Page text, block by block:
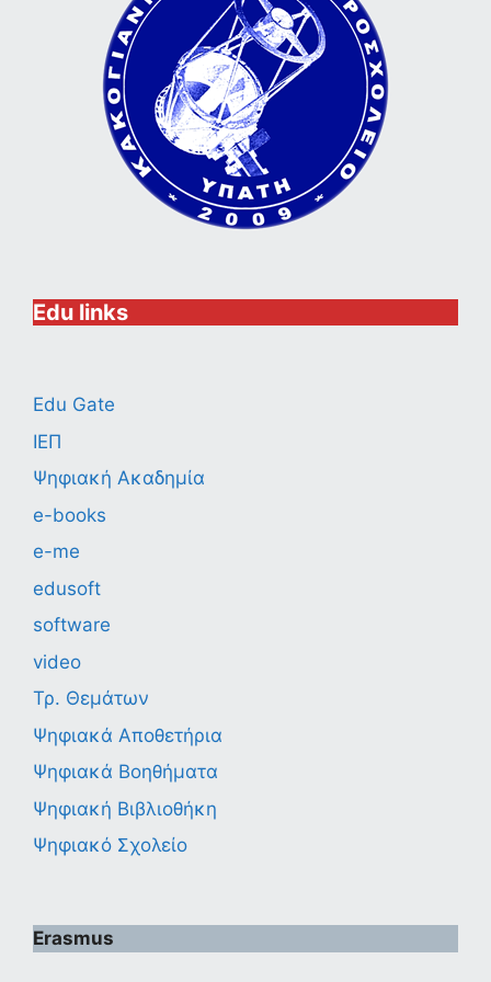
Edu links
Edu Gate
ΙΕΠ
Ψηφιακή Ακαδημία
e-books
e-me
edusoft
software
video
Τρ. Θεμάτων
Ψηφιακά Αποθετήρια
Ψηφιακά Βοηθήματα
Ψηφιακή Βιβλιοθήκη
Ψηφιακό Σχολείο
Erasmus